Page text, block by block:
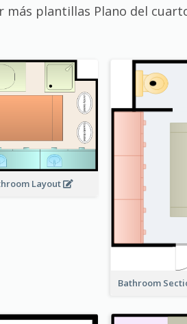
más plantillas Plano del
Layout
Bathroom